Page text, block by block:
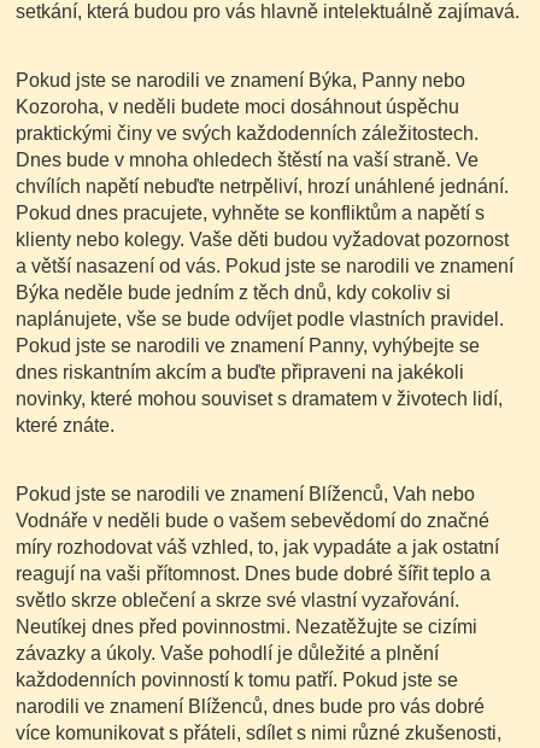
setkání, která budou pro vás hlavně intelektuálně zajímavá.
Pokud jste se narodili ve znamení Býka, Panny nebo
Kozoroha, v neděli budete moci dosáhnout úspěchu
praktickými činy ve svých každodenních záležitostech.
Dnes bude v mnoha ohledech štěstí na vaší straně. Ve
chvílích napětí nebuďte netrpěliví, hrozí unáhlené jednání.
Pokud dnes pracujete, vyhněte se konfliktům a napětí s
klienty nebo kolegy. Vaše děti budou vyžadovat pozornost
a větší nasazení od vás. Pokud jste se narodili ve znamení
Býka neděle bude jedním z těch dnů, kdy cokoliv si
naplánujete, vše se bude odvíjet podle vlastních pravidel.
Pokud jste se narodili ve znamení Panny, vyhýbejte se
dnes riskantním akcím a buďte připraveni na jakékoli
novinky, které mohou souviset s dramatem v životech lidí,
které znáte.
Pokud jste se narodili ve znamení Blíženců, Vah nebo
Vodnáře v neděli bude o vašem sebevědomí do značné
míry rozhodovat váš vzhled, to, jak vypadáte a jak ostatní
reagují na vaši přítomnost. Dnes bude dobré šířit teplo a
světlo skrze oblečení a skrze své vlastní vyzařování.
Neutíkej dnes před povinnostmi. Nezatěžujte se cizími
závazky a úkoly. Vaše pohodlí je důležité a plnění
každodenních povinností k tomu patří. Pokud jste se
narodili ve znamení Blíženců, dnes bude pro vás dobré
více komunikovat s přáteli, sdílet s nimi různé zkušenosti,